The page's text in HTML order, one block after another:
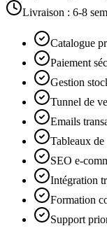
Livraison : 6-8
Catalogue
Paiement
Gestion
Tunnel de
Emails
Tableaux
SEO e-
Intégration
Formation
Support